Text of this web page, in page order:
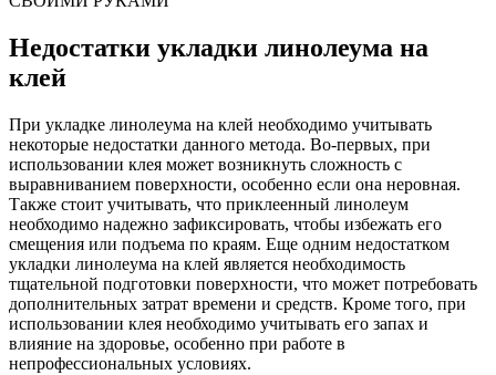
Недостатки укладки линолеума на
клей
При укладке линолеума на клей необходимо учитывать
некоторые недостатки данного метода. Во-первых, при
использовании клея может возникнуть сложность с
выравниванием поверхности, особенно если она неровная.
Также стоит учитывать, что приклеенный линолеум
необходимо надежно зафиксировать, чтобы избежать его
смещения или подъема по краям. Еще одним недостатком
укладки линолеума на клей является необходимость
тщательной подготовки поверхности, что может потребовать
дополнительных затрат времени и средств. Кроме того, при
использовании клея необходимо учитывать его запах и
влияние на здоровье, особенно при работе в
непрофессиональных условиях.